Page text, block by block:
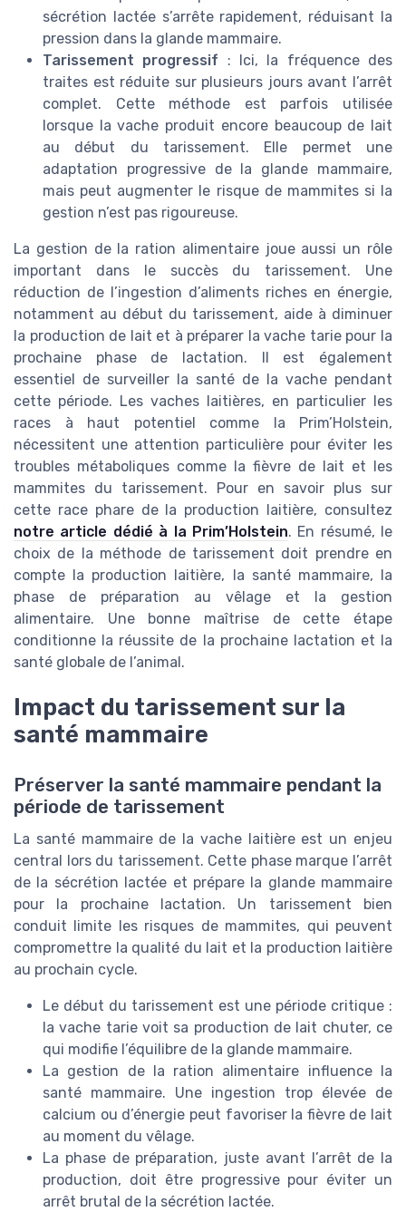
sécrétion lactée s’arrête rapidement, réduisant la
pression dans la glande mammaire.
Tarissement progressif : Ici, la fréquence des
traites est réduite sur plusieurs jours avant l’arrêt
complet. Cette méthode est parfois utilisée
lorsque la vache produit encore beaucoup de lait
au début du tarissement. Elle permet une
adaptation progressive de la glande mammaire,
mais peut augmenter le risque de mammites si la
gestion n’est pas rigoureuse.
La gestion de la ration alimentaire joue aussi un rôle
important dans le succès du tarissement. Une
réduction de l’ingestion d’aliments riches en énergie,
notamment au début du tarissement, aide à diminuer
la production de lait et à préparer la vache tarie pour la
prochaine phase de lactation. Il est également
essentiel de surveiller la santé de la vache pendant
cette période. Les vaches laitières, en particulier les
races à haut potentiel comme la Prim’Holstein,
nécessitent une attention particulière pour éviter les
troubles métaboliques comme la fièvre de lait et les
mammites du tarissement. Pour en savoir plus sur
cette race phare de la production laitière, consultez
notre article dédié à la Prim’Holstein. En résumé, le
choix de la méthode de tarissement doit prendre en
compte la production laitière, la santé mammaire, la
phase de préparation au vêlage et la gestion
alimentaire. Une bonne maîtrise de cette étape
conditionne la réussite de la prochaine lactation et la
santé globale de l’animal.
Impact du tarissement sur la
santé mammaire
Préserver la santé mammaire pendant la
période de tarissement
La santé mammaire de la vache laitière est un enjeu
central lors du tarissement. Cette phase marque l’arrêt
de la sécrétion lactée et prépare la glande mammaire
pour la prochaine lactation. Un tarissement bien
conduit limite les risques de mammites, qui peuvent
compromettre la qualité du lait et la production laitière
au prochain cycle.
Le début du tarissement est une période critique :
la vache tarie voit sa production de lait chuter, ce
qui modifie l’équilibre de la glande mammaire.
La gestion de la ration alimentaire influence la
santé mammaire. Une ingestion trop élevée de
calcium ou d’énergie peut favoriser la fièvre de lait
au moment du vêlage.
La phase de préparation, juste avant l’arrêt de la
production, doit être progressive pour éviter un
arrêt brutal de la sécrétion lactée.